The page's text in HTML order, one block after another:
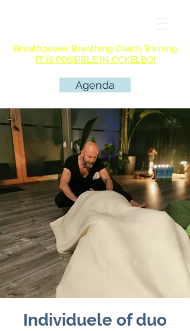
Agenda
Breathpower Breathing Coach Training
IT IS POSSIBLE IN OCKELBO!
Individuele of duo